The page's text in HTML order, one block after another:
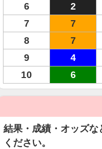
6
2
7
7
8
7
9
4
10
6
結果・成績・オッズ
ください。